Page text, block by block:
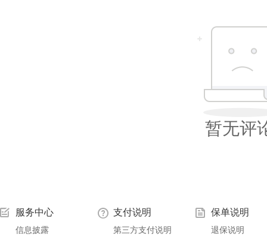
暂无评
服务中心
信息披露
支付说明
第三方支付说明
保单说明
退保说明